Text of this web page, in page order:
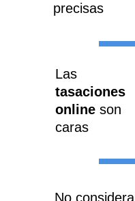
precisas
Las
tasaciones
online son
caras
No